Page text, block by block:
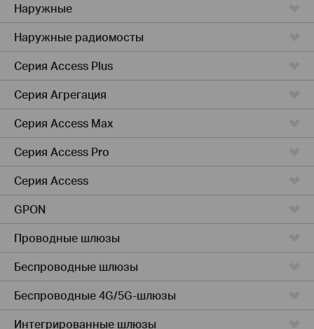
Наружные
Наружные радиомосты
Серия Access Plus
Серия Агрегация
Серия Access Max
Серия Access Pro
Серия Access
GPON
Проводные шлюзы
Беспроводные шлюзы
Беспроводные 4G/5G-шлюзы
Интегрированные шлюзы